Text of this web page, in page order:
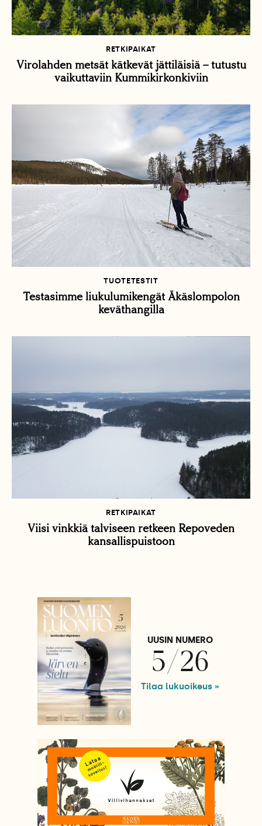
RETKIPAIKAT
Virolahden metsät kätkevät jättiläisiä – tutustu
vaikuttaviin Kummikirkonkiviin
TUOTETESTIT
Testasimme liukulumikengät Äkäslompolon
keväthangilla
RETKIPAIKAT
Viisi vinkkiä talviseen retkeen Repoveden
kansallispuistoon
UUSIN NUMERO
5/26
Tilaa lukuoikeus »